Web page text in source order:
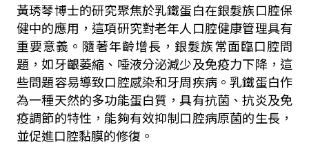
黃琇琴博士的研究聚焦於乳鐵蛋白在銀髮族口腔保
健中的應用，這項研究對老年人口腔健康管理具有
重要意義。隨著年齡增長，銀髮族常面臨口腔問
題，如牙齦萎縮、唾液分泌減少及免疫力下降，這
些問題容易導致口腔感染和牙周疾病。乳鐵蛋白作
為一種天然的多功能蛋白質，具有抗菌、抗炎及免
疫調節的特性，能夠有效抑制口腔病原菌的生長，
並促進口腔黏膜的修復。